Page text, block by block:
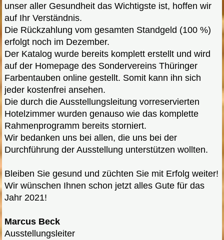
unser aller Gesundheit das Wichtigste ist, hoffen wir
auf Ihr Verständnis.
Die Rückzahlung vom gesamten Standgeld (100 %)
erfolgt noch im Dezember.
Der Katalog wurde bereits komplett erstellt und wird
auf der Homepage des Sondervereins Thüringer
Farbentauben online gestellt. Somit kann ihn sich
jeder kostenfrei ansehen.
Die durch die Ausstellungsleitung vorreservierten
Hotelzimmer wurden genauso wie das komplette
Rahmenprogramm bereits storniert.
Wir bedanken uns bei allen, die uns bei der
Durchführung der Ausstellung unterstützen wollten.
Bleiben Sie gesund und züchten Sie mit Erfolg weiter!
Wir wünschen Ihnen schon jetzt alles Gute für das
Jahr 2021!
Marcus Beck
Ausstellungsleiter